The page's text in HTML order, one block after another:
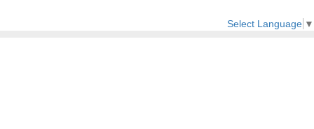
Select Language ▼